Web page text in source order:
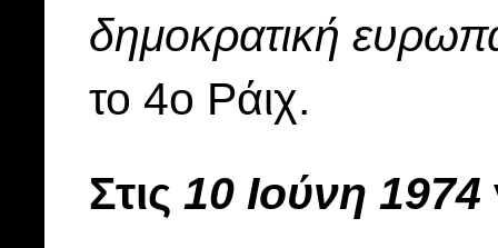
δημοκρατική
το 4ο Ράιχ.
Στις 10 Ιούνη 1974